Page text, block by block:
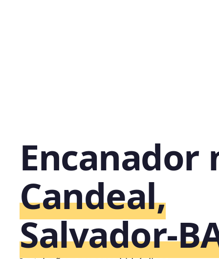
Encanador
Candeal,